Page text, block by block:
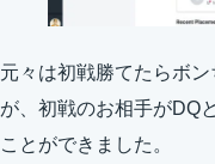
元々は初戦勝てたらボ
が、初戦のお相手がDQ
ことができました。